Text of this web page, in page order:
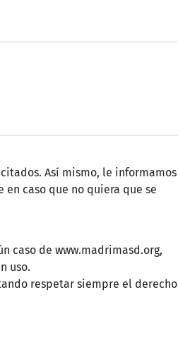
Así mismo, le informamos
caso que no quiera que se
caso de www.madrimasd.org,
uso.
respetar siempre el derecho